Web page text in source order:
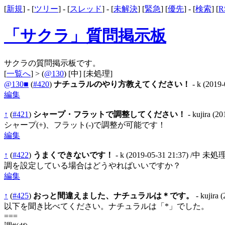
[新規] - [ツリー] - [スレッド] - [未解決] [緊急] [優先] - [検索] [
「サクラ」質問掲示板
サクラの質問掲示板です。
[一覧へ] > (@130) [中] [未処理]
@130■ (#420) ナチュラルのやり方教えてください！ - k
編集
↑ (#421) シャープ・フラットで調整してください！ - kujira
シャープ(+)、フラット(-)で調整が可能です！
編集
↑ (#422) うまくできないです！ - k (2019-05-31 21:37) /中 未処
調を設定している場合はどうやればいいですか？
編集
↑ (#425) おっと間違えました、ナチュラルは＊です。 - kujira
以下を聞き比べてください。ナチュラルは「*」でした。
===